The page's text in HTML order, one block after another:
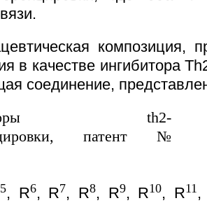
композиция,
в качестве ингибитора
соединение,
5, R6, R7, R8, R9, R10, R11 ,